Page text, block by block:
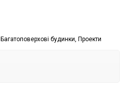
Багатоповерхові будинки, Проекти